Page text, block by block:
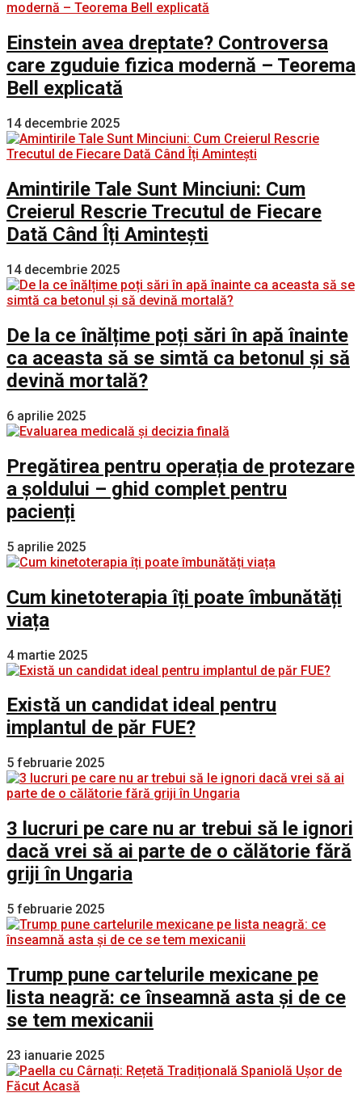
Einstein avea dreptate? Controversa
care zguduie fizica modernă – Teorema
Bell explicată
14 decembrie 2025
Amintirile Tale Sunt Minciuni: Cum
Creierul Rescrie Trecutul de Fiecare
Dată Când Îți Amintești
14 decembrie 2025
De la ce înălțime poți sări în apă înainte
ca aceasta să se simtă ca betonul și să
devină mortală?
6 aprilie 2025
Pregătirea pentru operația de protezare
a șoldului – ghid complet pentru
pacienți
5 aprilie 2025
Cum kinetoterapia îți poate îmbunătăți
viața
4 martie 2025
Există un candidat ideal pentru
implantul de păr FUE?
5 februarie 2025
3 lucruri pe care nu ar trebui să le ignori
dacă vrei să ai parte de o călătorie fără
griji în Ungaria
5 februarie 2025
Trump pune cartelurile mexicane pe
lista neagră: ce înseamnă asta și de ce
se tem mexicanii
23 ianuarie 2025